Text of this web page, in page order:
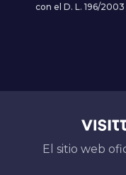
con el D. L. 196/
El sitio web